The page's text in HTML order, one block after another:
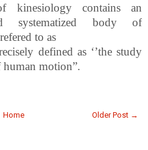
kinesiology contains an
systematized body of
to as
defined as ‘’the study
human motion”.
Older Post →
Home